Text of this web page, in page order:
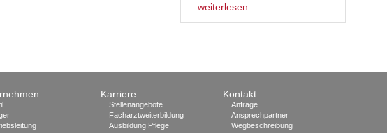
weiterlesen
Karriere
Stellenangebote
Facharztweiterbildung
Ausbildung Pflege
Kontakt
Anfrage
Ansprechpartner
Wegbeschreibung